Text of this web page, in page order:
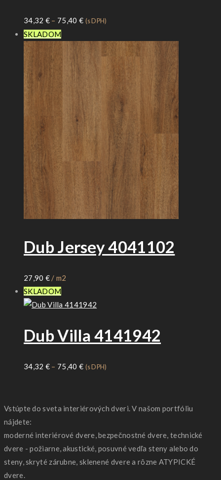
34,32 € – 75,40 €Price
34,32 €
through
(s DPH)
SKLADOM
Dub Jersey 4041102
27,90 € / m2
SKLADOM
Dub Villa 4141942
34,32 € – 75,40 €Price
through
(s DPH)
Vstúpte do sveta interiérových dveri. V našom portfóliu
nájdete:
moderné interiérové dvere, bezpečnostné dvere, technické
dvere - požiarne, akustické, posuvné vedľa steny alebo do
steny, skryté zárubne, sklenené dvere a rôzne ATYPICKÉ
dvere.